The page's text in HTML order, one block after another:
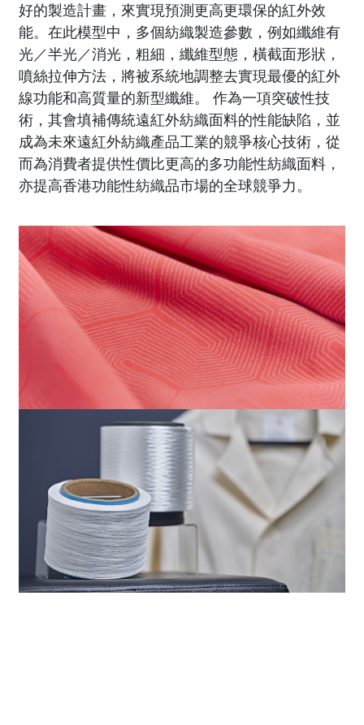
好的製造計畫，來實現預測更高更環保的紅外效
能。在此模型中，多個紡織製造參數，例如纖維有
光／半光／消光，粗細，纖維型態，橫截面形狀，
噴絲拉伸方法，將被系統地調整去實現最優的紅外
線功能和高質量的新型纖維。 作為一項突破性技
術，其會填補傳統遠紅外紡織面料的性能缺陷，並
成為未來遠紅外紡織產品工業的競爭核心技術，從
而為消費者提供性價比更高的多功能性紡織面料，
亦提高香港功能性紡織品市場的全球競爭力。